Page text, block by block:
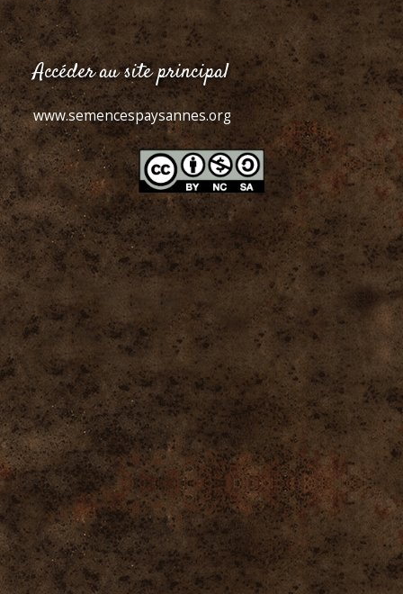
Accéder au site principal
www.semencespaysannes.org